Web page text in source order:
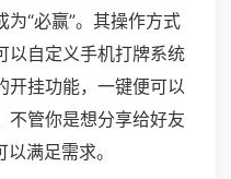
“必赢”。其操作方式
以自定义手机打牌系统
开挂功能，一键便可以
不管你是想分享给好友
满足需求。